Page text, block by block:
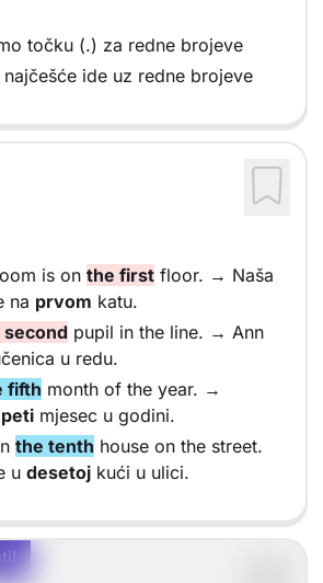
točku (.) za redne brojeve
najčešće ide uz redne brojeve
is on the first floor. → Naša
na prvom katu.
pupil in the line. → Ann
u redu.
fifth month of the year. →
peti mjesec u godini.
the tenth house on the street.
u desetoj kući u ulici.